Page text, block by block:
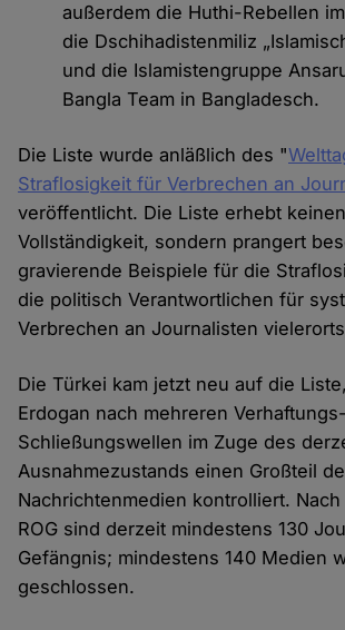
außerdem die Huthi-Rebellen
die Dschihadistenmiliz
und die Islamistengruppe
Bangla Team in Bangladesch.
Die Liste wurde anläßlich des "
Straflosigkeit für Verbrechen an
veröffentlicht. Die Liste erhebt
Vollständigkeit, sondern prangert
gravierende Beispiele für die
die politisch Verantwortlichen für
Verbrechen an Journalisten
Die Türkei kam jetzt neu auf die
Erdogan nach mehreren
Schließungswellen im Zuge des
Ausnahmezustands einen Großteil
Nachrichtenmedien kontrolliert.
ROG sind derzeit mindestens 130
Gefängnis; mindestens 140 Medien
geschlossen.